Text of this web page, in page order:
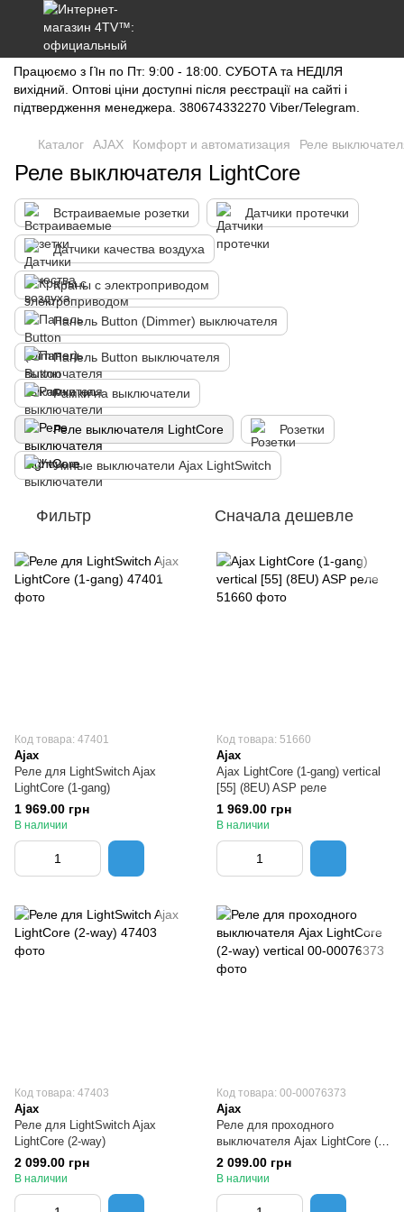
Працюємо з Пн по Пт: 9:00 - 18:00. СУБОТА та НЕДІЛЯ
вихідний. Оптові ціни доступні після реєстрації на сайті і
підтвердження менеджера. 380674332270 Viber/Telegram.
Каталог AJAX Комфорт и автоматизация Реле
Реле выключателя LightCore
Встраиваемые розетки Датчики протечки
Датчики качества воздуха
Краны с электроприводом
Панель Button (Dimmer) выключателя
Панель Button выключателя
Рамки на выключатели
Реле выключателя LightCore Розетки
Умные выключатели Ajax LightSwitch
Фильтр Сначала дешевле
Код товара: 47401
Ajax
Реле для LightSwitch Ajax
LightCore (1-gang)
1 969.00 грн
В наличии
Код товара: 51660
Ajax
Ajax LightCore (1-gang) vertical
[55] (8EU) ASP реле
1 969.00 грн
В наличии
Код товара: 47403
Ajax
Реле для LightSwitch Ajax
LightCore (2-way)
2 099.00 грн
В наличии
Код товара: 00-00076373
Ajax
Реле для проходного
выключателя Ajax LightCore (2-
way) vertical
2 099.00 грн
В наличии